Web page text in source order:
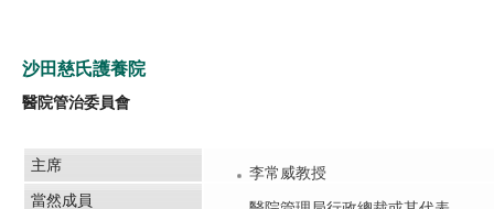
沙田慈氏護養院
醫院管治委員會
主席
李常威教授
當然成員